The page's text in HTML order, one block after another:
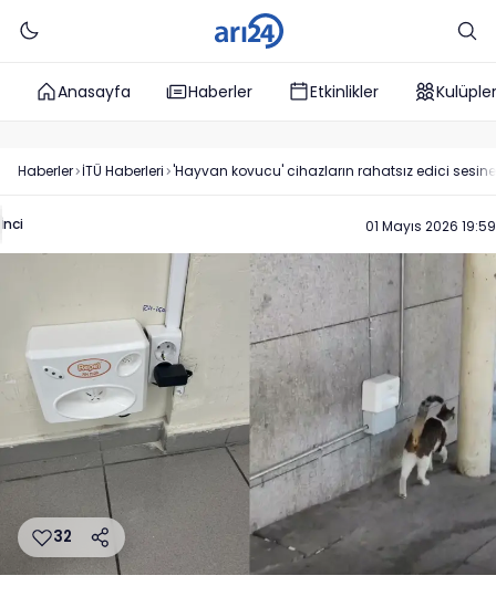
Anasayfa Haberler Etkinlikler Kulüpler
Haberler İTÜ Haberleri 'Hayvan kovucu' cihazların rahatsız edici
İnci 01 Mayıs 2026 19:59
32